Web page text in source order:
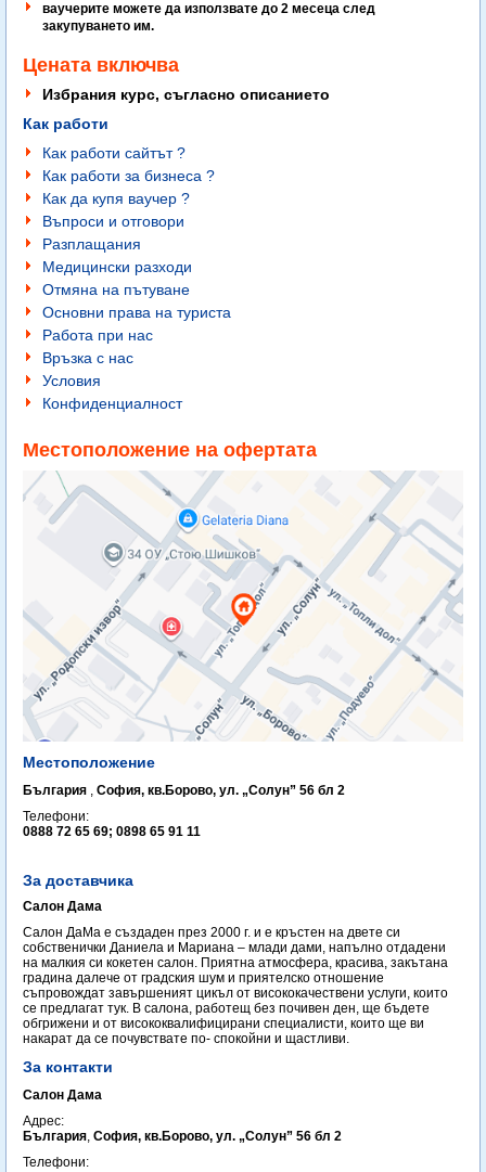
​ваучерите можете да използвате до 2 месеца след
закупуването им.
Цената включва
Избрания курс, съгласно описанието
Как работи
Как работи сайтът ?
Как работи за бизнеса ?
Как да купя ваучер ?
Въпроси и отговори
Разплащания
Медицински разходи
Отмяна на пътуване
Основни права на туриста
Работа при нас
Връзка с нас
Условия
Конфиденциалност
Местоположение на офертата
Местоположение
България , София, кв.Борово, ул. „Солун” 56 бл 2
Телефони:
0888 72 65 69; 0898 65 91 11
За доставчика
Салон Дама
Салон ДаМа е създаден през 2000 г. и е кръстен на двете си
собственички Даниела и Мариана – млади дами, напълно отдадени
на малкия си кокетен салон. Приятна атмосфера, красива, закътана
градина далече от градския шум и приятелско отношение
съпровождат завършеният цикъл от висококачествени услуги, които
се предлагат тук. В салона, работещ без почивен ден, ще бъдете
обгрижени и от висококвалифицирани специалисти, които ще ви
накарат да се почувствате по- спокойни и щастливи.
За контакти
Салон Дама
Адрес:
България, София, кв.Борово, ул. „Солун” 56 бл 2
Телефони: